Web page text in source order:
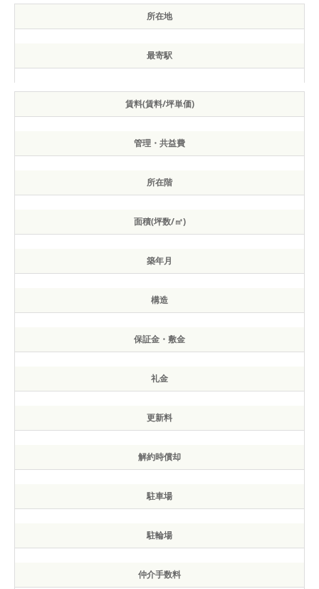
所在地
最寄駅
賃料(賃料/坪単価)
管理・共益費
所在階
面積(坪数/㎡)
築年月
構造
保証金・敷金
礼金
更新料
解約時償却
駐車場
駐輪場
仲介手数料